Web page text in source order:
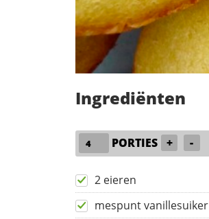
Ingrediënten
PORTIES + -
2 eieren
mespunt vanillesuiker